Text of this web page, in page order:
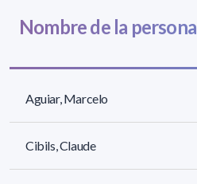
Nombre de la persona
Aguiar, Marcelo
Cibils, Claude